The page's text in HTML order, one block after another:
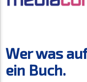
Wer was
ein Buch.